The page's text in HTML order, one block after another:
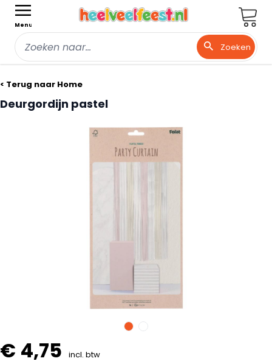
Menu
Zoeken
< Terug naar Home
Deurgordijn pastel
€ 4,75 incl. btw